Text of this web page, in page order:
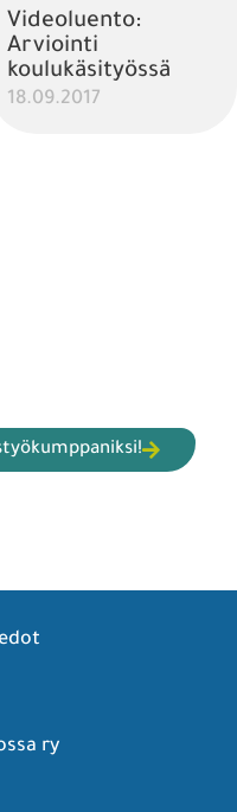
Videoluento:
Arviointi
koulukäsityössä
18.09.2017
ry